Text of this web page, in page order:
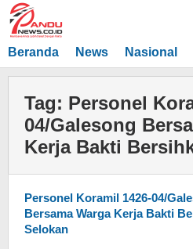
Lewati
ke
konten
Beranda News Nasional
Tag: Personel
04/Galesong
Kerja Bakti
Personel Koramil 1426-04/
Bersama Warga Kerja Bakti
Selokan